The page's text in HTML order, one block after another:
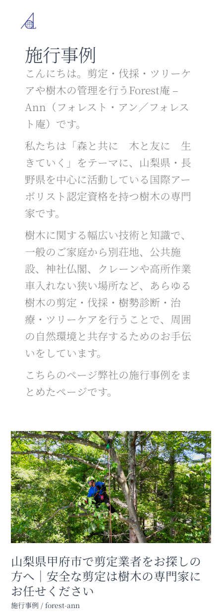
施行事例
こんにちは。剪定・伐採・ツリーケ
アや樹木の管理を行うForest庵 –
Ann（フォレスト・アン／フォレス
ト庵）です。
私たちは「森と共に 木と友に 生
きていく」をテーマに、山梨県・長
野県を中心に活動している国際アー
ボリスト認定資格を持つ樹木の専門
家です。
樹木に関する幅広い技術と知識で、
一般のご家庭から別荘地、公共施
設、神社仏閣、クレーンや高所作業
車入れない狭い場所など、あらゆる
樹木の剪定・伐採・樹勢診断・治
療・ツリーケアを行うことで、周囲
の自然環境と共存するためのお手伝
いをしています。
こちらのページ弊社の施行事例をま
とめたページです。
山梨県甲府市で剪定業者をお探しの
方へ｜安全な剪定は樹木の専門家に
お任せください
施行事例 / forest-ann
山
梨
県
甲
府
市
で
剪
定
業
者
を
お
探
し
の
方